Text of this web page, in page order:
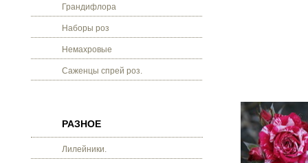
Грандифлора
Наборы роз
Немахровые
Саженцы спрей роз.
РАЗНОЕ
Лилейники.